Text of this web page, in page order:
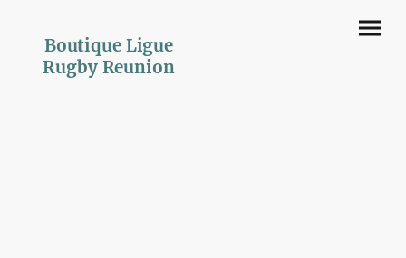
Boutique Ligue
Rugby Reunion